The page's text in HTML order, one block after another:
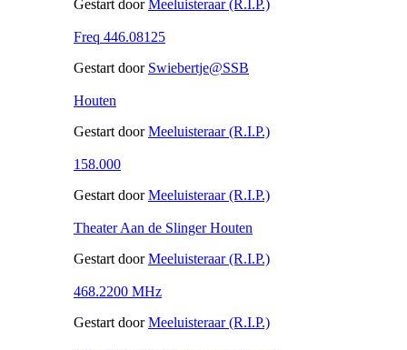
Gestart door Meeluisteraar (R.I.P.)
Freq 446.08125
Gestart door Swiebertje@SSB
Houten
Gestart doorMeeluisteraar (R.I.P.)
158.000
Gestart doorMeeluisteraar (R.I.P.)
Theater Aan de Slinger Houten
Gestart doorMeeluisteraar (R.I.P.)
468.2200 MHz
Gestart doorMeeluisteraar (R.I.P.)